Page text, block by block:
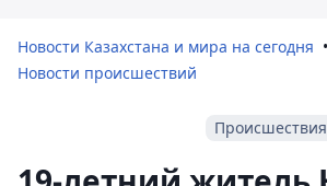
Новости Казахстана и мира на сегодня
Новости происшествий
Происшествия